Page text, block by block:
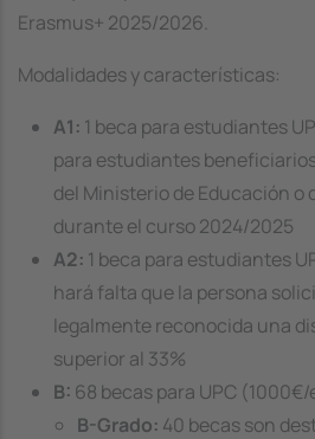
Erasmus+ 2025/2026.
Modalidades y características:
A1: 1 beca para estudiantes
para estudiantes
del Ministerio de Educación o
durante el curso 2024/2025
A2: 1 beca para estudiantes
hará falta que la persona
legalmente reconocida una
superior al 33%
B: 68 becas para UPC
B-Grado: 40 becas son